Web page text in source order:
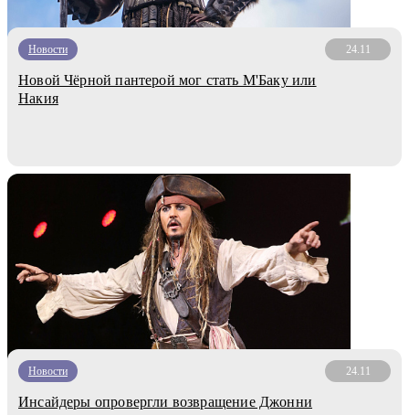
Новости 24.11
Новой Чёрной пантерой мог стать М'Баку или
Накия
Новости 24.11
Инсайдеры опровергли возвращение Джонни